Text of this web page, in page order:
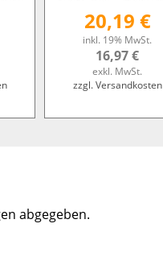
20,19 €
inkl. 19% MwSt.
16,97 €
exkl. MwSt.
zzgl. Versandkosten
abgegeben.